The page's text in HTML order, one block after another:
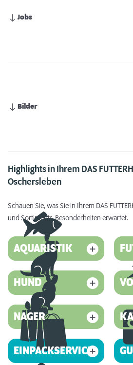
Jobs
Bilder
Highlights in Ihrem DAS
Oschersleben
Schauen Sie, was Sie in Ihrem DAS
und Sortiments-Besonderheiten erwartet.
AQUARISTIK
HUND
NAGER
EINPACKSERVICE